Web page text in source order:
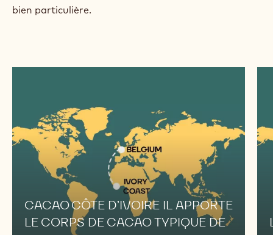
bien particulière.
CACAO CÔTE D’IVOIRE IL APPORTE
LE CORPS DE CACAO TYPIQUE DE